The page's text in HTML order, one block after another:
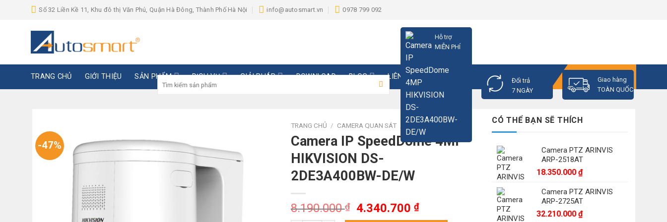
Số 32 Liền Kề 11, Khu đô thị Văn Phú, Quận Hà Đông, Thành Phố Hà Nội info@autosmart.vn 0978 799 092
Tìm
kiếm:
Hỗ trợ
MIỄN PHÍ
Đổi trả
7 NGÀY
Giao hàng
TOÀN QUỐC
TRANG CHỦ GIỚI THIỆU SẢN PHẨM DỊCH VỤ GIẢI PHÁP DOWNLOAD BLOG LIÊN HỆ GIỎ HÀNG
-47%
TRANG CHỦ / CAMERA QUAN SÁT
Camera IP SpeedDome 4MP
HIKVISION DS-
2DE3A400BW-DE/W
8.190.000₫
Giá
4.340.700 ₫Giá
CÓ THỂ BẠN SẼ THÍCH
Camera PTZ ARINVIS
ARP-2518AT
18.350.000 ₫
Camera PTZ ARINVIS
ARP-2725AT
32.210.000 ₫